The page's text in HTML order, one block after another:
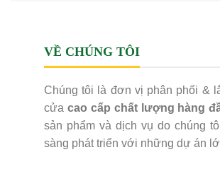
VỀ CHÚNG TÔI
Chúng tôi là đơn vị phân phối &
cửa cao cấp chất lượng hàng
sản phẩm và dịch vụ do chúng
sàng phát triển với những dự án